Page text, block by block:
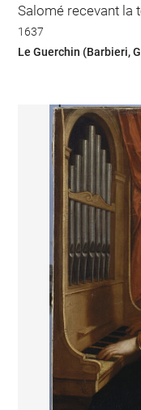
Salomé recevant la
1637